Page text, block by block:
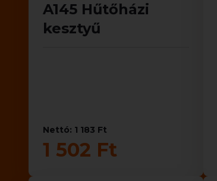
A145 Hűtőházi
kesztyű
Nettó: 1 183 Ft
1 502 Ft